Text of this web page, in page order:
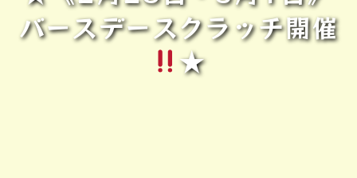
バースデースクラッチ開催
★